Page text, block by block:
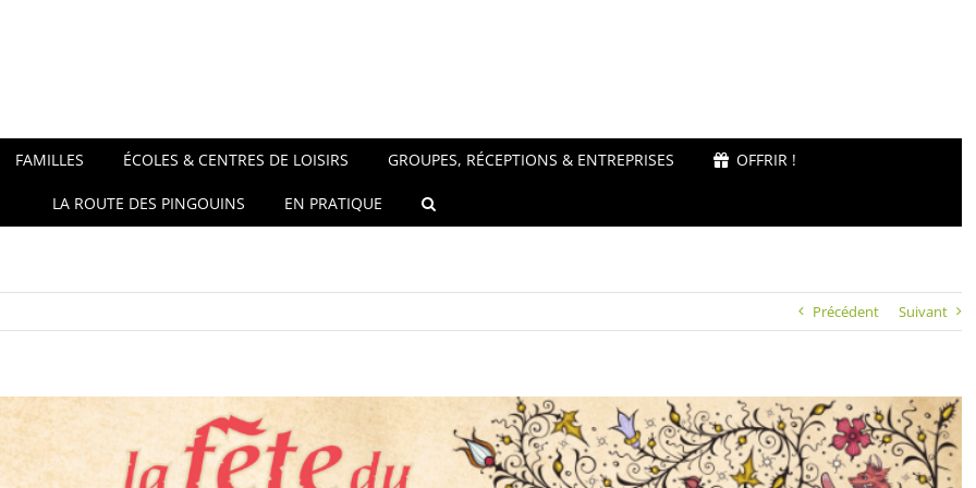
FAMILLES ÉCOLES & CENTRES DE LOISIRS GROUPES, RÉCEPTIONS & ENTREPRISES OFFRIR !
LA ROUTE DES PINGOUINS EN PRATIQUE
Précédent Suivant